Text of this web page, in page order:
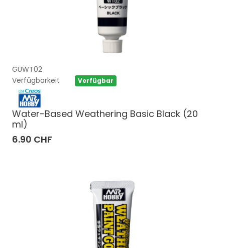
GUWT02
Verfügbarkeit
Verfügbar
Water-Based Weathering Basic Black (20
ml)
6.90 CHF